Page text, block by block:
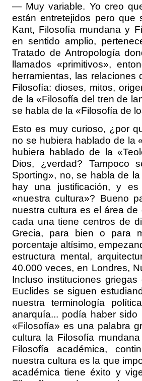
— Muy variable. Yo creo
están entretejidos pero que
Kant, Filosofía mundana y
en sentido amplio,
Tratado de Antropología
llamados «primitivos»,
herramientas, las
Filosofía: dioses, mitos,
de la «Filosofía del tren de
se habla de la «Filosofía de
Esto es muy curioso, ¿por
no se hubiera hablado de la
hubiera hablado de la
Dios, ¿verdad? Tampoco
Sporting», no, se habla de
hay una justificación, y
«nuestra cultura»? Bueno
nuestra cultura es el área
cada una tiene centros de
Grecia, para bien o para
porcentaje altísimo,
estructura mental,
40.000 veces, en Londres,
Incluso instituciones
Euclides se siguen
nuestra terminología
anarquía... podía haber
«Filosofía» es una palabra
cultura la Filosofía
Filosofía académica,
nuestra cultura es la que
académica tiene éxito y